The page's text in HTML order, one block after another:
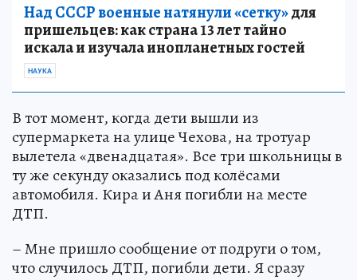
Над СССР военные натянули «сетку»для
пришельцев: как страна 13 лет тайно
искала и изучала инопланетных гостей
НАУКА
В тот момент, когда дети вышли из
супермаркета на улице Чехова, на тротуар
вылетела «двенадцатая». Все три школьницы в
ту же секунду оказались под колёсами
автомобиля. Кира и Аня погибли на месте
ДТП.
– Мне пришло сообщение от подруги о том,
что случилось ДТП, погибли дети. Я сразу